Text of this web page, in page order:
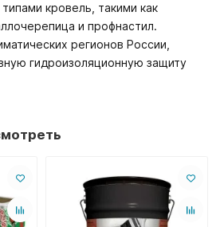
кровель, такими как
и профнастил.
регионов России,
гидроизоляционную защиту